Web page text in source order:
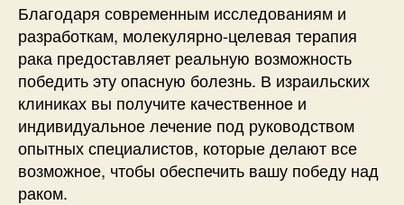
Благодаря современным исследованиям и
разработкам, молекулярно-целевая терапия
рака предоставляет реальную возможность
победить эту опасную болезнь. В израильских
клиниках вы получите качественное и
индивидуальное лечение под руководством
опытных специалистов, которые делают все
возможное, чтобы обеспечить вашу победу над
раком.